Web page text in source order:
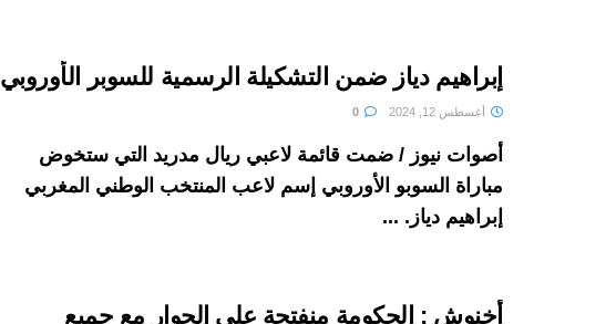
إبراهيم دياز ضمن التشكيلة الرسمية للسوبر الأوروبي
أغسطس 12, 2024
أصوات نيوز / ضمت قائمة لاعبي ريال مدريد التي ستخوض
مباراة السوبو الأوروبي إسم لاعب المنتخب الوطني المغربي
إبراهيم دياز. ...
أخنوش : الحكومة منفتحة على الحوار مع جميع